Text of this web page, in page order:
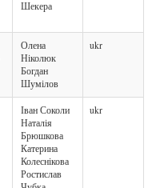
Шекера
Олена
Ніколюк
Богдан
Шумілов
ukr
Іван Соколи
Наталія
Брюшкова
Катерина
Колеснікова
Ростислав
ukr